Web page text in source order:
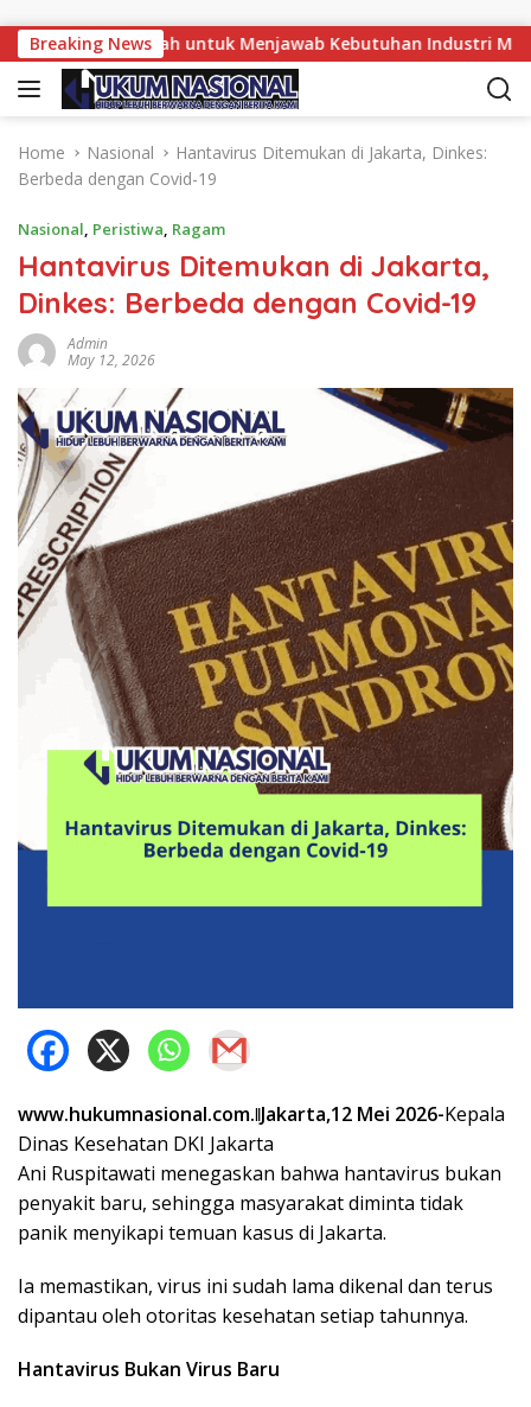
Breaking News
Langkah untuk Menjawab Kebutuhan Industri Masa
Home Nasional
Hantavirus Ditemukan di Jakarta, Dinkes:
Berbeda dengan Covid-19
Nasional, Peristiwa, Ragam
Hantavirus Ditemukan di Jakarta,
Dinkes: Berbeda dengan Covid-19
Admin
May 12, 2026
www.hukumnasional.com.ǁJakarta,12 Mei 2026-Kepala
Dinas Kesehatan DKI Jakarta
Ani Ruspitawati menegaskan bahwa hantavirus bukan
penyakit baru, sehingga masyarakat diminta tidak
panik menyikapi temuan kasus di Jakarta.
Ia memastikan, virus ini sudah lama dikenal dan terus
dipantau oleh otoritas kesehatan setiap tahunnya.
Hantavirus Bukan Virus Baru